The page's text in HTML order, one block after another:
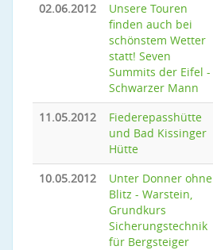
02.06.2012
Unsere Touren
finden auch bei
schönstem Wetter
statt! Seven
Summits der Eifel -
Schwarzer Mann
11.05.2012
Fiederepasshütte
und Bad Kissinger
Hütte
10.05.2012
Unter Donner ohne
Blitz - Warstein,
Grundkurs
Sicherungstechnik
für Bergsteiger